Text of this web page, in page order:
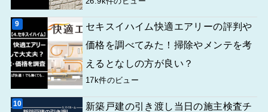
セキスイハイム快適エアリーの評判や
価格を調べてみた！掃除やメンテを考
えるとなしの方が良い？
17k件のビュー
新築戸建の引き渡し当日の施主検査チ